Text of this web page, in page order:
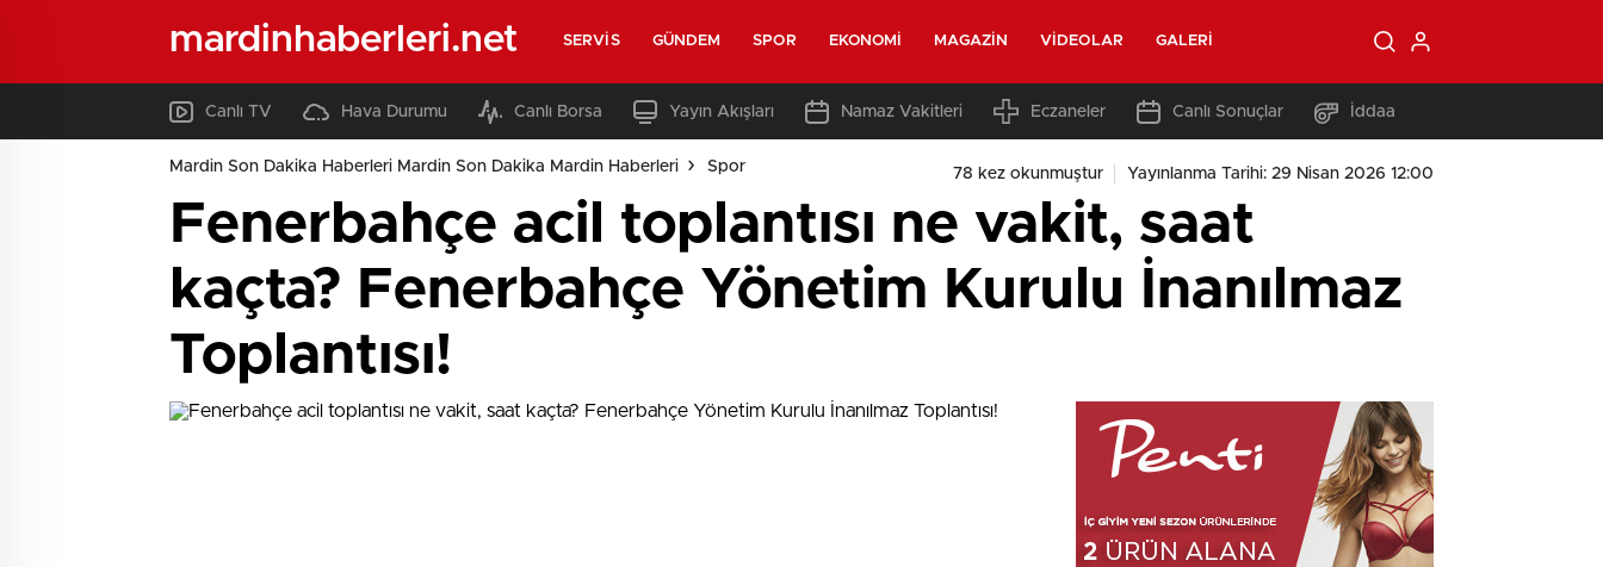
mardinhaberleri.net SERVIS GÜNDEM SPOR EKONOMI MAGAZIN VIDEOLAR GALERI
Canlı TV Hava Durumu Canlı Borsa Yayın Akışları Namaz Vakitleri Eczaneler Canlı Sonuçlar İddaa
Mardin Son Dakika Haberleri Mardin Son Dakika Mardin Haberleri Spor 78 kez okunmuştur Yayınlanma Tarihi: 29 Nisan 2026 12:00
Fenerbahçe acil toplantısı ne vakit, saat
kaçta? Fenerbahçe Yönetim Kurulu İnanılmaz
Toplantısı!